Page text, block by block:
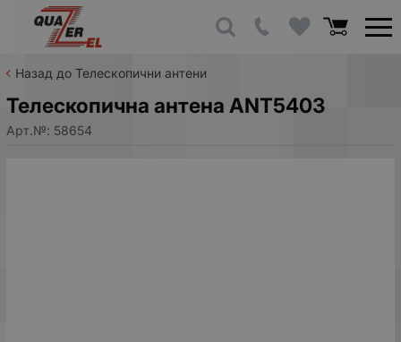
Назад до Телескопични антени
Телескопична антена ANT5403
Арт.№: 58654